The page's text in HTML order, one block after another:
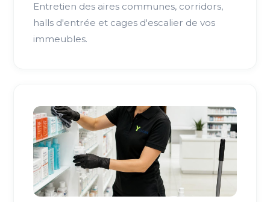
Entretien des aires communes, corridors,
halls d'entrée et cages d'escalier de vos
immeubles.